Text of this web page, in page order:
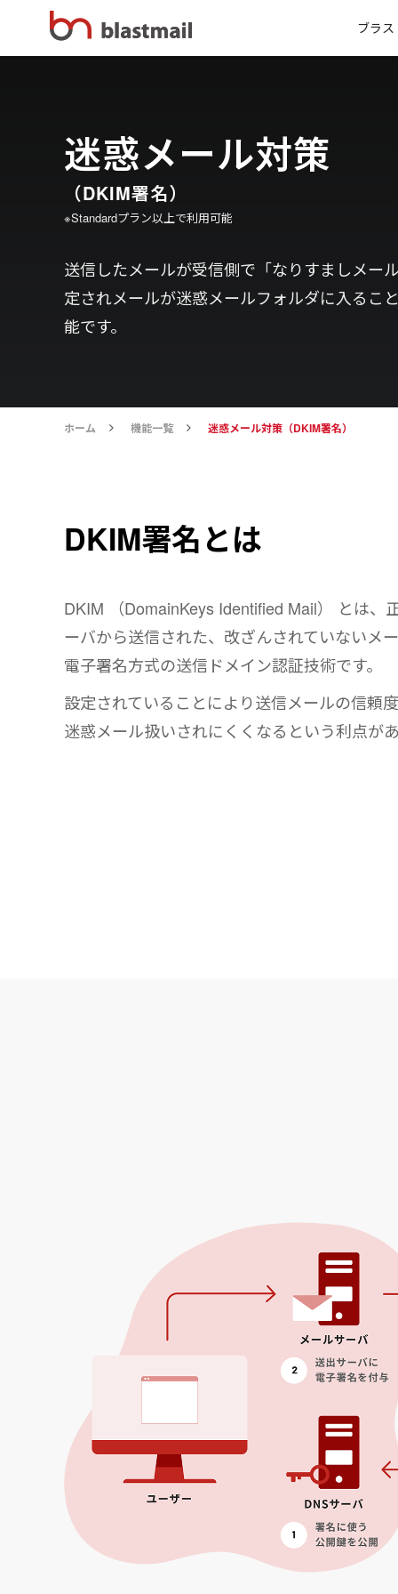
ブラ
迷惑メール対策
（DKIM署名）
※Standardプラン以上で利用可能
送信したメールが受信側で「なりすましメー
定されメールが迷惑メールフォルダに入るこ
能です。
ホーム 機能一覧 迷惑メール対策（DKIM署名）
DKIM署名とは
DKIM （DomainKeys Identified Mail） とは、
ーバから送信された、改ざんされていないメ
電子署名方式の送信ドメイン認証技術です。
設定されていることにより送信メールの信頼
迷惑メール扱いされにくくなるという利点が